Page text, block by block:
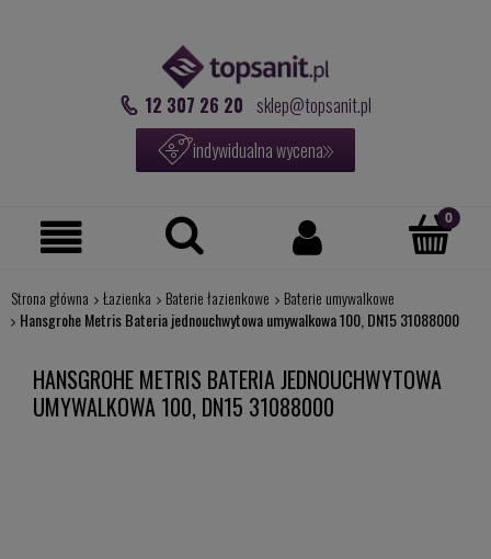
12 307 26 20 sklep@topsanit.pl
indywidualna wycena
Strona główna Łazienka Baterie łazienkowe
Baterie umywalkowe
Hansgrohe Metris Bateria jednouchwytowa umywalkowa 100, DN15 31088000
HANSGROHE METRIS BATERIA JEDNOUCHWYTOWA
UMYWALKOWA 100, DN15 31088000